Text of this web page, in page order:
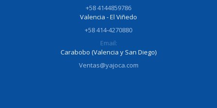
+58 4144859786
Valencia - El Viñedo
+58 414-4270880
Email:
Carabobo (Valencia y San Diego)
Ventas@yajoca.com